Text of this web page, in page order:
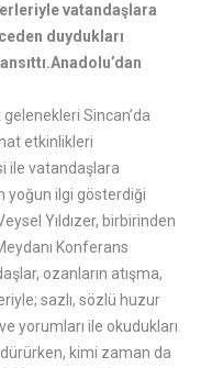
vatandaşlara
duydukları
Sincan’da
etkinlikleri
ile vatandaşlara
yoğun ilgi gösterdiği
Yıldızer, birbirinden
Konferans
ozanların atışma,
sazlı, sözlü huzur
yorumları ile okudukları
kimi zaman da